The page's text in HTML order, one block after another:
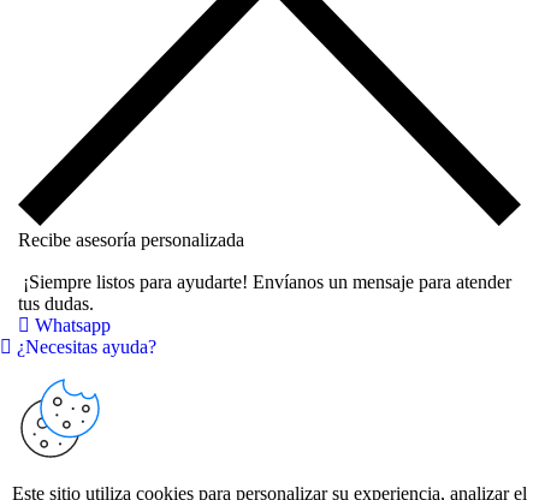
Recibe asesoría personalizada
¡Siempre listos para ayudarte! Envíanos un mensaje para atender
tus dudas.
Whatsapp
¿Necesitas ayuda?
Este sitio utiliza cookies para personalizar su experiencia, analizar el